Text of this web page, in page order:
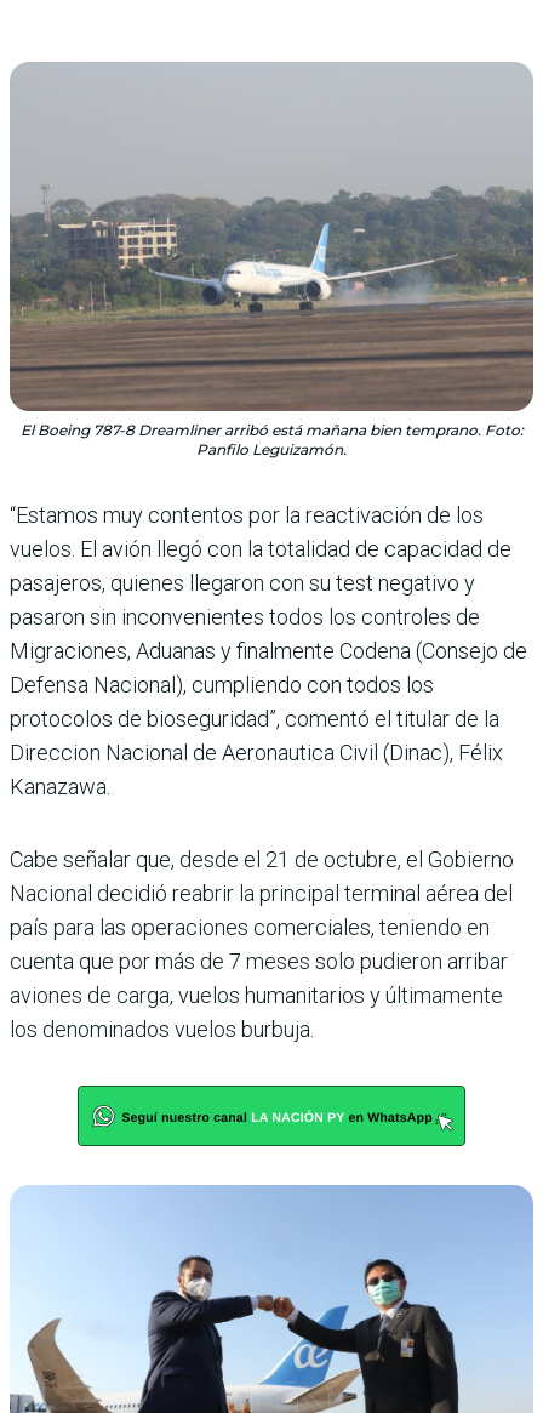
El Boeing 787-8 Dreamliner arribó está mañana bien temprano. Foto:
Panfilo Leguizamón.
“Estamos muy contentos por la reactivación de los
vuelos. El avión llegó con la totalidad de capacidad de
pasajeros, quienes llegaron con su test negativo y
pasaron sin inconvenientes todos los controles de
Migraciones, Aduanas y finalmente Codena (Consejo de
Defensa Nacional), cumpliendo con todos los
protocolos de bioseguridad”, comentó el titular de la
Direccion Nacional de Aeronautica Civil (Dinac), Félix
Kanazawa.
Cabe señalar que, desde el 21 de octubre, el Gobierno
Nacional decidió reabrir la principal terminal aérea del
país para las operaciones comerciales, teniendo en
cuenta que por más de 7 meses solo pudieron arribar
aviones de carga, vuelos humanitarios y últimamente
los denominados vuelos burbuja.